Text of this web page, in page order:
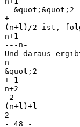
= &quot;&quot;2
+
(n+l)/2 ist,
n+1
---n-
Und daraus
n
&quot;2
+ 1
n+2
-2-
(n+l)+l
2
- 48 -